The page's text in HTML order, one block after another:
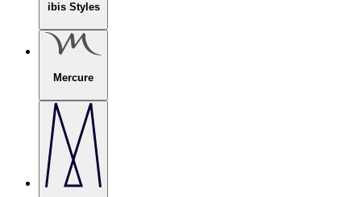
ibis Styles
Mercure